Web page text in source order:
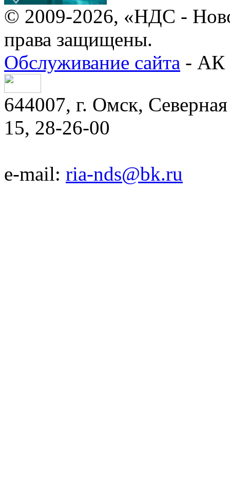
© 2009-2026, «НДС -
права защищены.
Обслуживание сайта - АК
644007, г. Омск,
15, 28-26-00
e-mail: ria-nds@bk.ru